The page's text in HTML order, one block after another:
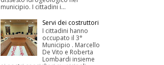
municipio. I cittadini i...
Servi dei costruttori
I cittadini hanno
occupato il 3°
Municipio . Marcello
De Vito e Roberta
Lombardi insieme